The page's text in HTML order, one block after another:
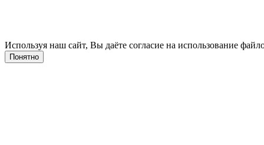
Используя наш сайт, Вы даёте согласие на использование
Понятно